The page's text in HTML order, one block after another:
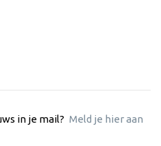
in je mail? Meld je hier aan